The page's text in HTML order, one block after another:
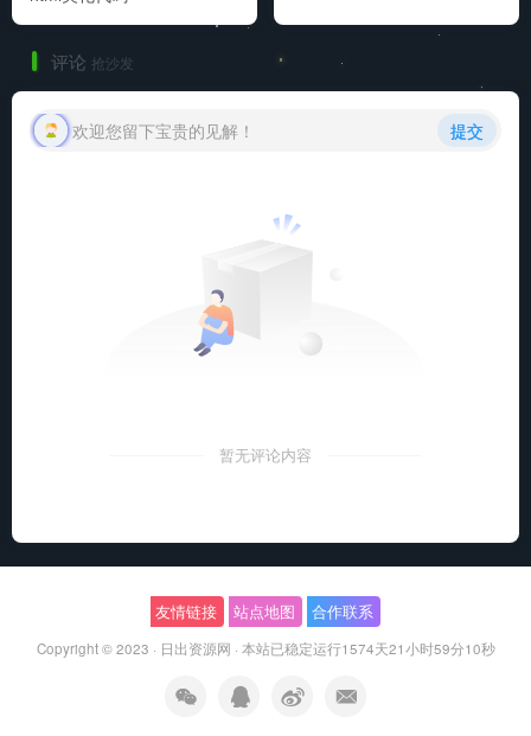
评论 抢沙发
欢迎您留下宝贵的见解！ 提交
暂无评论内容
友情链接 站点地图 合作联系
Copyright © 2023 · 日出资源网 · 本站已稳定运行1574天21小时59分11秒